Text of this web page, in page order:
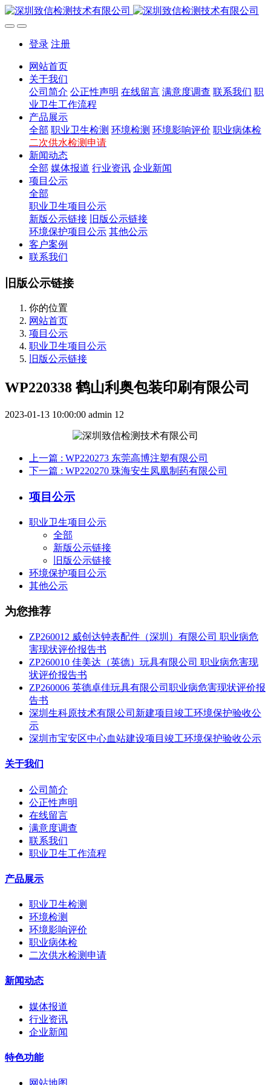
登录 注册
网站首页
关于我们
公司简介 公正性声明 在线留言 满意度调查 联系我们 职
业卫生工作流程
产品展示
全部 职业卫生检测 环境检测 环境影响评价 职业病体检
二次供水检测申请
新闻动态
全部 媒体报道 行业资讯 企业新闻
项目公示
全部
职业卫生项目公示
新版公示链接
旧版公示链接
环境保护项目公示 其他公示
客户案例
联系我们
旧版公示链接
你的位置
网站首页
项目公示
职业卫生项目公示
旧版公示链接
WP220338 鹤山利奥包装印刷有限公司
2023-01-13 10:00:00 admin 12
上一篇 : WP220273 东莞高博注塑有限公司
下一篇 : WP220270 珠海安生凤凰制药有限公司
项目公示
职业卫生项目公示
全部
新版公示链接
旧版公示链接
环境保护项目公示
其他公示
为您推荐
ZP260012 威创达钟表配件（深圳）有限公司 职业病危
害现状评价报告书
ZP260010 佳美达（英德）玩具有限公司 职业病危害现
状评价报告书
ZP260006 英德卓佳玩具有限公司职业病危害现状评价报
告书
深圳生科原技术有限公司新建项目竣工环境保护验收公
示
深圳市宝安区中心血站建设项目竣工环境保护验收公示
关于我们
公司简介
公正性声明
在线留言
满意度调查
联系我们
职业卫生工作流程
产品展示
职业卫生检测
环境检测
环境影响评价
职业病体检
二次供水检测申请
新闻动态
媒体报道
行业资讯
企业新闻
特色功能